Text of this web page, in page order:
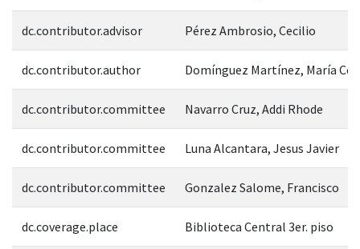
dc.contributor.advisor Pérez Ambrosio, Cecilio
dc.contributor.author Domínguez Martínez, María
dc.contributor.committee Navarro Cruz, Addi Rhode
dc.contributor.committee Luna Alcantara, Jesus Javier
dc.contributor.committee Gonzalez Salome, Francisco
dc.coverage.place Biblioteca Central 3er. piso